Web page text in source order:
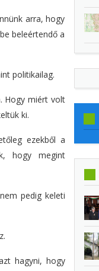
arra, hogy
beleértendő a
politikailag.
Hogy miért volt
ki.
ezekből a
hogy megint
pedig keleti
hagyni, hogy